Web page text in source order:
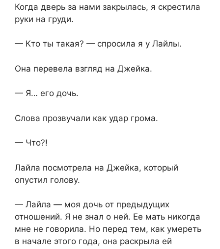
Когда дверь за нами закрылась, я скрестила
руки на груди.
— Кто ты такая? — спросила я у Лайлы.
Она перевела взгляд на Джейка.
— Я… его дочь.
Слова прозвучали как удар грома.
— Что?!
Лайла посмотрела на Джейка, который
опустил голову.
— Лайла — моя дочь от предыдущих
отношений. Я не знал о ней. Ее мать никогда
мне не говорила. Но перед тем, как умереть
в начале этого года, она раскрыла ей